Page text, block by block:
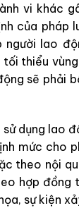
vi khác
của pháp
người lao
thiểu
sẽ phải
dụng lao
mức cho
theo nội
hợp đồng
sự kiện